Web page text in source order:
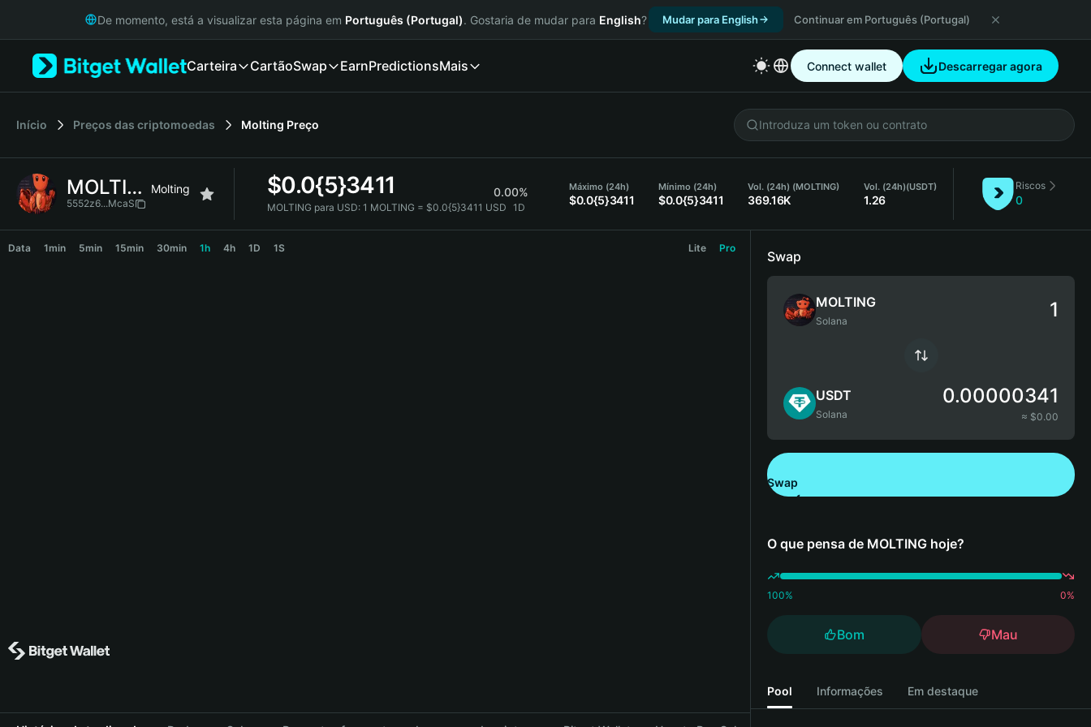
Русский
Italiano
简体中文
繁體中文
Bahasa Indonesia
De momento, está a visualizar esta página em Português (Portugal). Gostaria de mudar para English? Mudar para English Continuar em Português (Portugal)
Carteira CartãoSwap EarnPredictionsMais Connect wallet Descarregar agora
Início Preços das criptomoedas Molting Preço
MOLTING Molting
5552z6...McaS
$0.0{5}3411 0.00%
MOLTING para USD: 1 MOLTING = $0.0{5}3411 USD 1D
Máximo (24h)
$0.0{5}3411
Mínimo (24h)
$0.0{5}3411
Vol. (24h) (MOLTING)
369.16K
Vol. (24h)(USDT)
1.26
Riscos
0
Data 1min 5min 15min 30min 1h 4h 1D 1S Lite Pro
Swap
MOLTING
Solana
USDT
Solana
0.00000341
≈ $0.00
Swap
O que pensa de MOLTING hoje?
100% 0%
Bom Mau
Pool Informações Em destaque